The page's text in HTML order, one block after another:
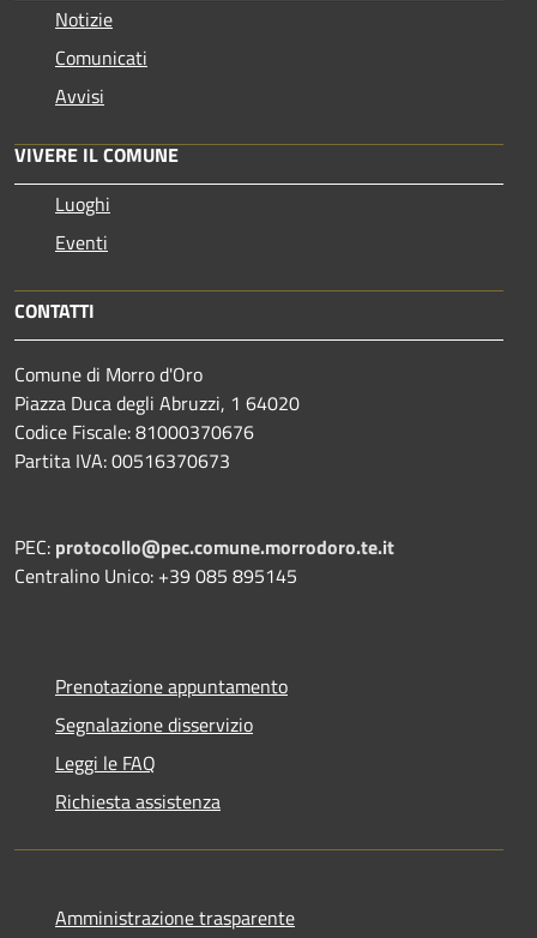
Notizie
Comunicati
Avvisi
VIVERE IL COMUNE
Luoghi
Eventi
CONTATTI
Comune di Morro d'Oro
Piazza Duca degli Abruzzi, 1 64020
Codice Fiscale: 81000370676
Partita IVA: 00516370673
PEC: protocollo@pec.comune.morrodoro.te.it
Centralino Unico: +39 085 895145
Prenotazione appuntamento
Segnalazione disservizio
Leggi le FAQ
Richiesta assistenza
Amministrazione trasparente